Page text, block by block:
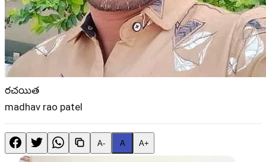
రచయిత
madhav rao patel
A- A A+